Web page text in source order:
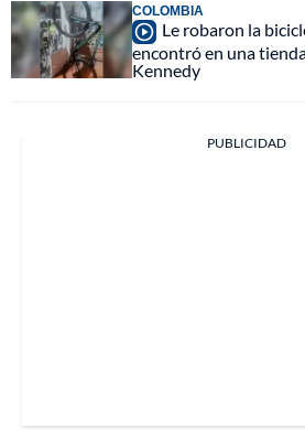
COLOMBIA
Le robaron la
encontró en una
Kennedy
PUBLICIDAD